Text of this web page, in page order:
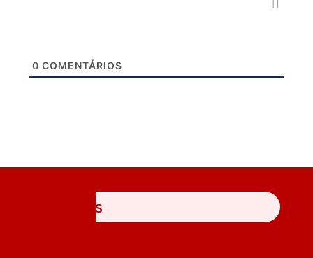
0 COMENTÁRIOS
ÚLTIMAS